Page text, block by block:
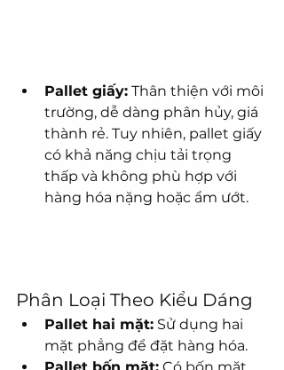
Pallet giấy: Thân thiện với môi
trường, dễ dàng phân hủy, giá
thành rẻ. Tuy nhiên, pallet giấy
có khả năng chịu tải trọng
thấp và không phù hợp với
hàng hóa nặng hoặc ẩm ướt.
Phân Loại Theo Kiểu Dáng
Pallet hai mặt: Sử dụng hai
mặt phẳng để đặt hàng hóa.
Pallet bốn mặt: Có bốn mặt